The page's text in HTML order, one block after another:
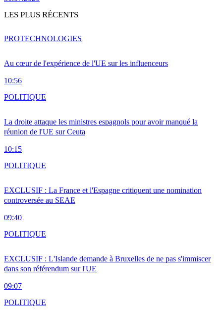
LES PLUS RÉCENTS
Au cœur de l'expérience de l'UE sur les influenceurs
10:56
PROTECHNOLOGIES
La droite attaque les ministres espagnols pour avoir manqué la
réunion de l'UE sur Ceuta
10:15
POLITIQUE
EXCLUSIF : La France et l'Espagne critiquent une nomination
controversée au SEAE
09:40
POLITIQUE
EXCLUSIF : L'Islande demande à Bruxelles de ne pas s'immiscer
dans son référendum sur l'UE
09:07
POLITIQUE
POLITIQUE